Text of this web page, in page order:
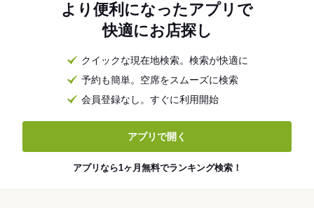
より便利になったアプリで
快適にお店探し
クイックな現在地検索。検索が快適に
予約も簡単。空席をスムーズに検索
会員登録なし。すぐに利用開始
アプリで開く
アプリなら1ヶ月無料でランキング検索！